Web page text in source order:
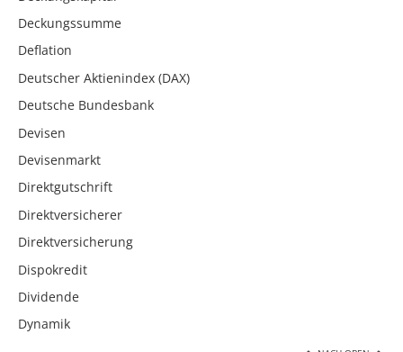
Deckungssumme
Deflation
Deutscher Aktienindex (DAX)
Deutsche Bundesbank
Devisen
Devisenmarkt
Direktgutschrift
Direktversicherer
Direktversicherung
Dispokredit
Dividende
Dynamik